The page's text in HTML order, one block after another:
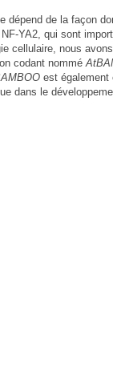
dépend de la façon
YA2, qui sont
cellulaire, nous
codant nommé
est également
dans le